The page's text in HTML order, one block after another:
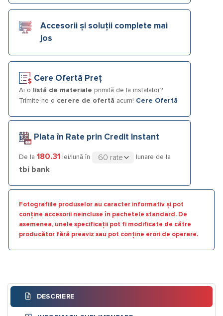
Accesorii și soluții complete mai
jos
Cere Ofertă Preț
Ai o listă de materiale primită de la instalator?
Trimite-ne o cerere de ofertă acum! Cere Ofertă
Plata în Rate prin Credit Instant
De la 180.31 lei/lună în lunare de la
tbi bank
Fotografiile produselor au caracter informativ și pot
conține accesorii neincluse în pachetele standard. De
asemenea, unele specificații pot fi modificate de către
producător fără preaviz sau pot conține erori de operare.
DESCRIERE